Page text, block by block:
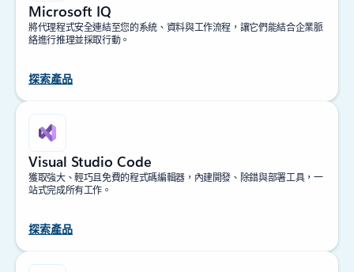
Microsoft IQ
將代理程式安全連結至您的系統、資料與工作流程，讓它們能結合企業脈
絡進行推理並採取行動。
探索產品
Visual Studio Code
獲取強大、輕巧且免費的程式碼編輯器，內建開發、除錯與部署工具，一
站式完成所有工作。
探索產品